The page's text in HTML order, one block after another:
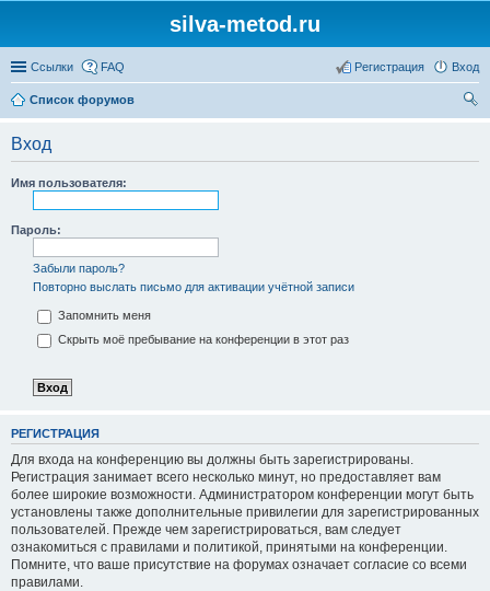
silva-metod.ru
Ссылки FAQ Вход
Регистрация
Список форумов
Вход
Имя пользователя:
Пароль:
Забыли пароль?
Повторно выслать письмо для активации учётной записи
Запомнить меня
Скрыть моё пребывание на конференции в этот раз
РЕГИСТРАЦИЯ
Для входа на конференцию вы должны быть зарегистрированы.
Регистрация занимает всего несколько минут, но предоставляет вам
более широкие возможности. Администратором конференции могут быть
установлены также дополнительные привилегии для зарегистрированных
пользователей. Прежде чем зарегистрироваться, вам следует
ознакомиться с правилами и политикой, принятыми на конференции.
Помните, что ваше присутствие на форумах означает согласие со всеми
правилами.